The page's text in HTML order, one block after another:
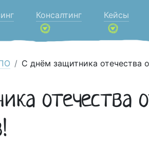
Консалтинг Кейсы
С днём защитника отечества
отечества